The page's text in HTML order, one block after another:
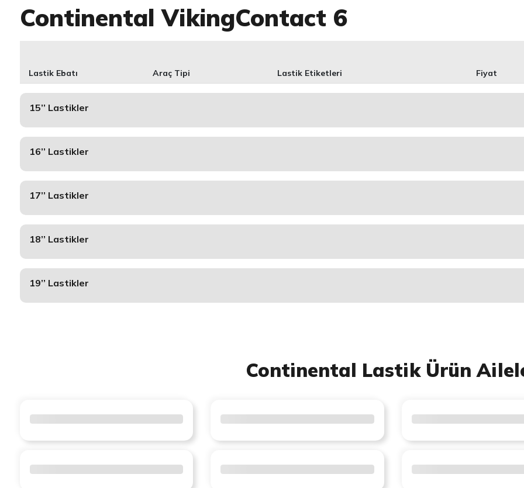
Continental VikingContact 6
Lastik Ebatı Araç Tipi Lastik Etiketleri Fiyat
15’’ Lastikler
16’’ Lastikler
17’’ Lastikler
18’’ Lastikler
19’’ Lastikler
Continental Lastik Ürün